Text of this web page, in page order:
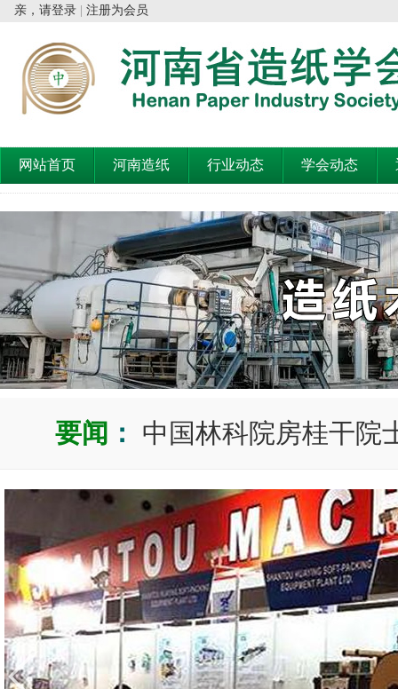
亲，请登录 注册为会员
网站首页 河南造纸 行业动态 学会动态
要闻 ： 中国林科院房桂干院